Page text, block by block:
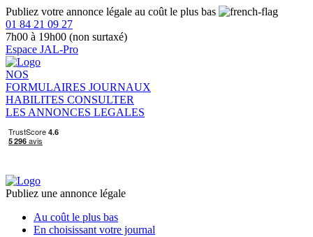
Publiez votre annonce légale au coût le plus bas
01 84 21 09 27
7h00 à 19h00 (non surtaxé)
Espace JAL-Pro
NOS
FORMULAIRES JOURNAUX
HABILITES CONSULTER
LES ANNONCES LEGALES
Publiez une annonce légale
Au coût le plus bas
En choisissant votre journal